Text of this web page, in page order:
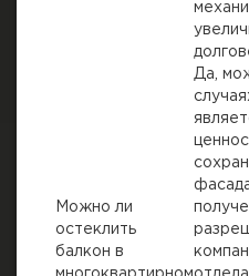
Можно ли
остеклить
балкон в
Да,